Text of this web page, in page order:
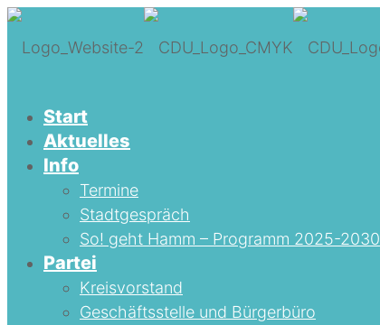
Start
Aktuelles
Info
Termine
Stadtgespräch
So! geht Hamm – Programm 2025-2030
Partei
Kreisvorstand
Geschäftsstelle und Bürgerbüro